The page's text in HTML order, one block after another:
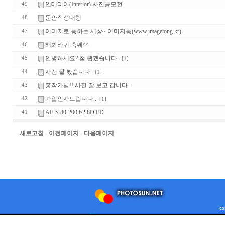
49 인테리어(Interior) 사진공모전
48 문안작성대행
47 이미지로 통하는 세상~ 이미지통(www.imagetong.kr)
46 해봐라귀 축쩨^^
45 안녕하세요? 첨 뵙겠습니다. [1]
44 사진 잘 봤습니다. [1]
43 홍작가님!! 사진 잘 보고 갑니다..
42 가입인사드립니다.. [1]
41 AF-S 80-200 f/2.8D ED
-새로고침 -이전페이지 -다음페이지